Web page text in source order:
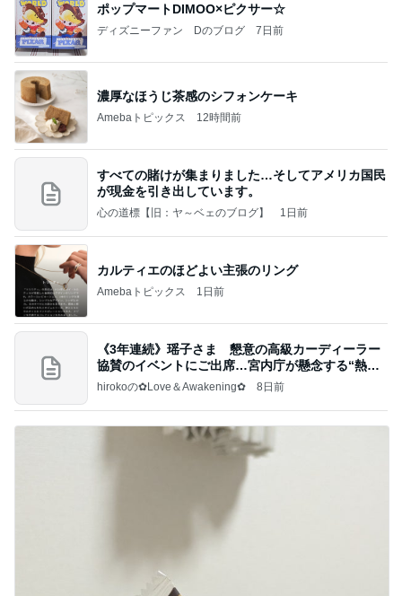
ポップマートDIMOO×ピクサー☆
ディズニーファン Dのブログ 7日前
濃厚なほうじ茶感のシフォンケーキ
Amebaトピックス 12時間前
すべての賭けが集まりました…そしてアメリカ国民
が現金を引き出しています。
心の道標【旧：ヤ～ベェのブログ】 1日前
カルティエのほどよい主張のリング
Amebaトピックス 1日前
《3年連続》瑶子さま 懇意の高級カーディーラー
協賛のイベントにご出席…宮内庁が懸念する“熱心
すぎ
hirokoの✿Love＆Awakening✿ 8日前